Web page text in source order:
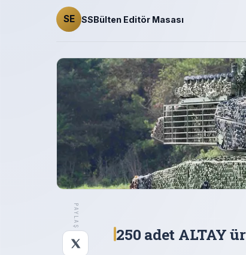
SE SSBülten Editör Masası
PAYLAŞ
250 adet ALTAY